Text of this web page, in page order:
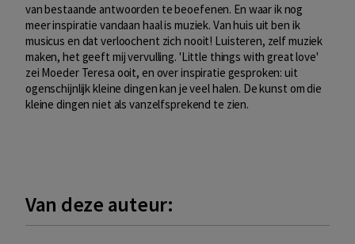
van bestaande antwoorden te beoefenen. En waar ik nog
meer inspiratie vandaan haal is muziek. Van huis uit ben ik
musicus en dat verloochent zich nooit! Luisteren, zelf muziek
maken, het geeft mij vervulling. 'Little things with great love'
zei Moeder Teresa ooit, en over inspiratie gesproken: uit
ogenschijnlijk kleine dingen kan je veel halen. De kunst om die
kleine dingen niet als vanzelfsprekend te zien.
Van deze auteur: